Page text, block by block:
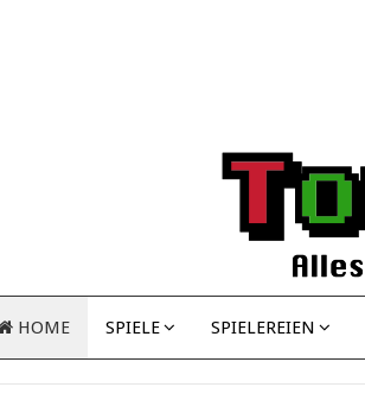
HOME SPIELE SPIELEREIEN